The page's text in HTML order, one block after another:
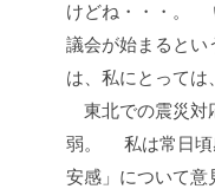
けどね・・・。
議会が始まるとい
は、私にとっては
東北での震災対
弱。
私は常日頃
安感」について意